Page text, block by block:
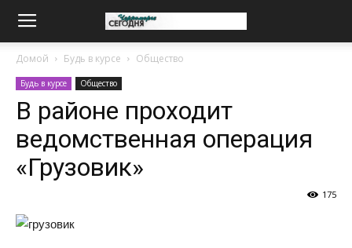
Домой Будь в курсе Общество
Будь в курсе Общество
В районе проходит
ведомственная операция
«Грузовик»
175